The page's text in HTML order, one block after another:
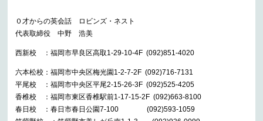
０才からの英会話 ロビンズ・ネスト
代表取締役 中野 浩美
西新校 ：福岡市早良区高取1-29-10-4F (092)851-4020
六本松校：福岡市中央区梅光園1-2-7-2F (092)716-7131
平尾校 ：福岡市中央区平尾2-15-26-3F (092)525-4205
香椎校 ：福岡市東区香椎駅前1-17-15-2F (092)663-8100
春日校 ：春日市春日公園7-100 (092)593-1059